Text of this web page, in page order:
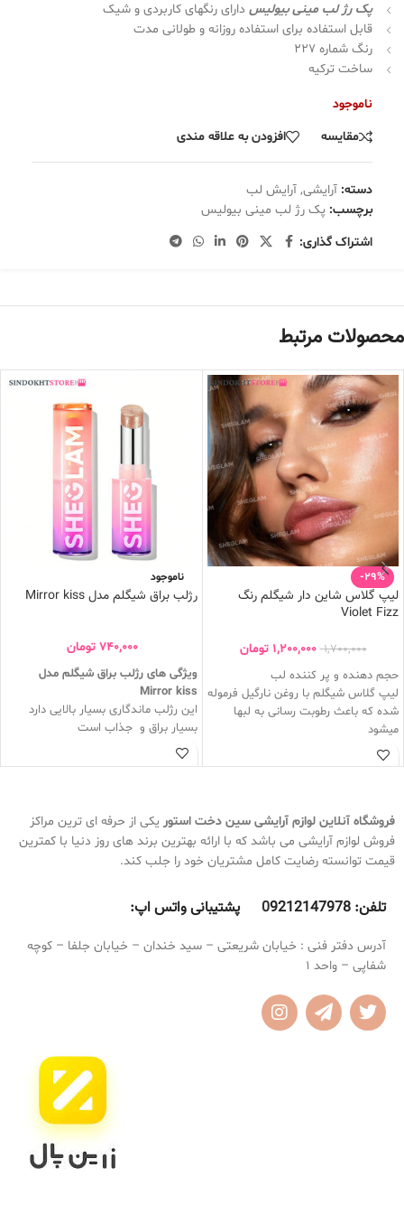
پک رژ لب مینى بیولیس دارای رنگهای کاربردی و شیک
قابل استفاده برای استفاده روزانه و طولانی مدت
رنگ شماره 227
ساخت ترکیه
ناموجود
مقایسه
افزودن به علاقه مندی
دسته: آرایشی, آرایش لب
برچسب: پک رژ لب مینى بیولیس
اشتراک گذاری:
محصولات مرتبط
-29%
لیپ گلاس شاین دار شیگلم رنگ
Violet Fizz
1,700,000
1,200,000 تومان
حجم دهنده و پر کننده لب
لیپ گلاس شیگلم با روغن نارگیل فرموله
شده که باعث رطوبت رسانی به لبها
میشود
براق کننده لب
جلوه ی براق و شاینی به لبهایتان میدهد
رنگ بندی بسیار جذاب
مناسب برای انواع تناژهای پوستی
ناموجود
رژلب براق شیگلم مدل Mirror kiss
740,000 تومان
ویژگی های رژلب براق شیگلم مدل
Mirror kiss
این رژلب ماندگاری بسیار بالایی دارد
بسیار براق و جذاب است
رژلب شیگلم باعث نرم شدن و آبرسانی
لب ها میشود
بافت ژلی دارد
رژلب براق شیگلم پیگمنت بسیار بالایی
بی نهایت زیبا میشه روی لب هایتان
فروشگاه آنلاین لوازم آرایشی سین دخت استور یکی از حرفه ای ترین مراکز
فروش لوازم آرایشی می باشد که با ارائه بهترین برند های روز دنیا با کمترین
قیمت توانسته رضایت کامل مشتریان خود را جلب کند.
تلفن: 09212147978 پشتیبانی واتس اپ:
آدرس دفتر فنی : خیابان شریعتی – سید خندان – خیابان جلفا – کوچه
شفاپی – واحد 1